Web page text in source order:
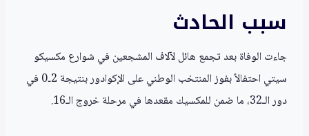
سبب الحادث
جاءت الوفاة بعد تجمع هائل لآلاف المشجعين في شوارع مكسيكو
سيتي احتفالاً بفوز المنتخب الوطني على الإكوادور بنتيجة 2‑0 في
دور الـ32، ما ضمن للمكسيك مقعدها في مرحلة خروج الـ16.